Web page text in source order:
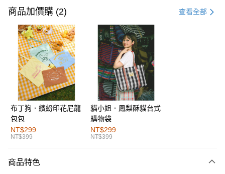
信用卡一次付款
購物金
超商取貨付款
LINE Pay
街口支付
運送方式
全家取貨付款
每筆NT$60，滿NT$1,000(含以上)免運費
付款後全家取貨
商品加價購 (2) 查看全部
布丁狗．繽紛印花尼龍
包包
NT$299
NT$399
貓小姐．鳳梨酥貓台式
購物袋
NT$299
NT$399
商品特色